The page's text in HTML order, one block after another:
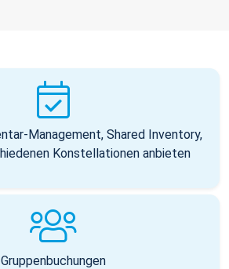
Management, Shared Inventory,
Konstellationen anbieten
Gruppenbuchungen